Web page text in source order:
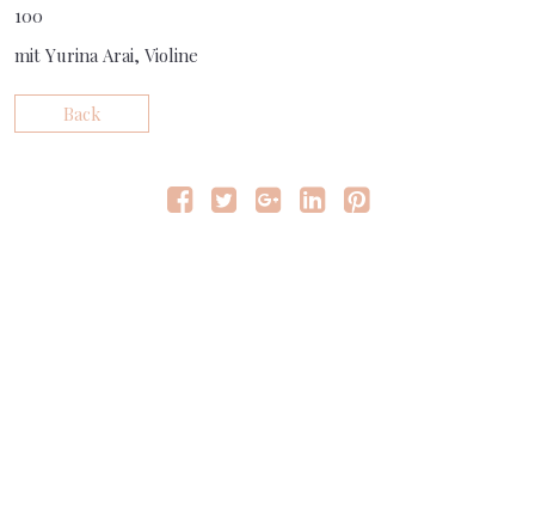
100
mit Yurina Arai, Violine
Back